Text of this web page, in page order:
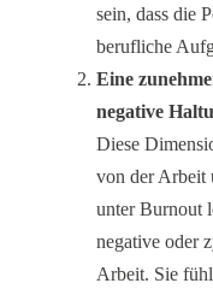
sein, dass die
berufliche
Eine
negative
Diese
von der Arbeit
unter Burnout
negative oder
Arbeit. Sie